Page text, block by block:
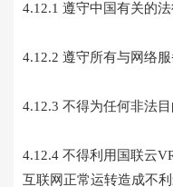
4.12.1 遵守中国有关的法
4.12.2 遵守所有与网络
4.12.3 不得为任何非法
4.12.4 不得利用国联云
互联网正常运转造成不利